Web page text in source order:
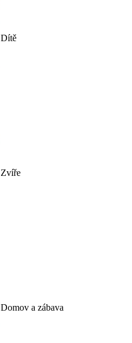
Dítě
Zvíře
Domov a zábava